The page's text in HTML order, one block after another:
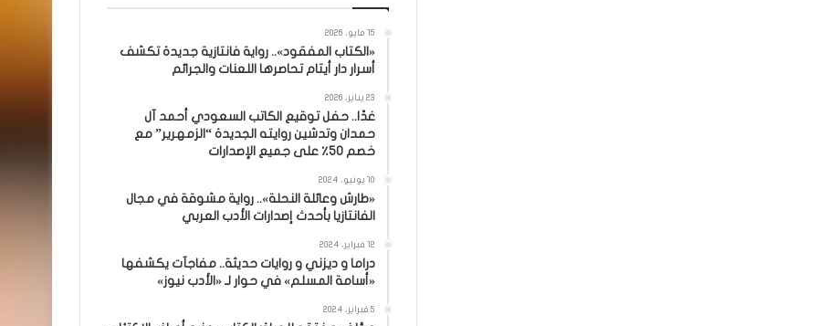
15 مايو، 2026
«الكتاب المفقود».. رواية فانتازية جديدة تكشف
أسرار دار أيتام تحاصرها اللعنات والجرائم
23 يناير، 2026
غدًا.. حفل توقيع الكاتب السعودي أحمد آل
حمدان وتدشين روايته الجديدة “الزمهرير” مع
خصم 50٪ على جميع الإصدارات
10 يونيو، 2024
«طارش وعائلة النحلة».. رواية مشوقة في مجال
الفانتازيا بأحدث إصدارات الأدب العربي
12 فبراير، 2024
دراما و ديزني و روايات حديثة.. مفاجآت يكشفها
«أسامة المسلم» في حوار لـ «الأدب نيوز»
5 فبراير، 2024